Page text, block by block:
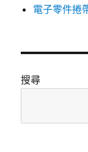
電子零件捲
搜尋